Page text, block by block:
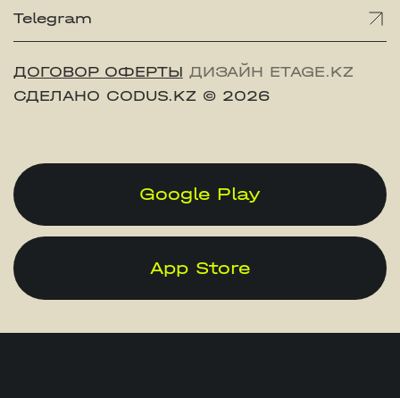
Telegram
ДОГОВОР ОФЕРТЫ ДИЗАЙН ETAGE.KZ
СДЕЛАНО CODUS.KZ © 2026
Google Play
App Store